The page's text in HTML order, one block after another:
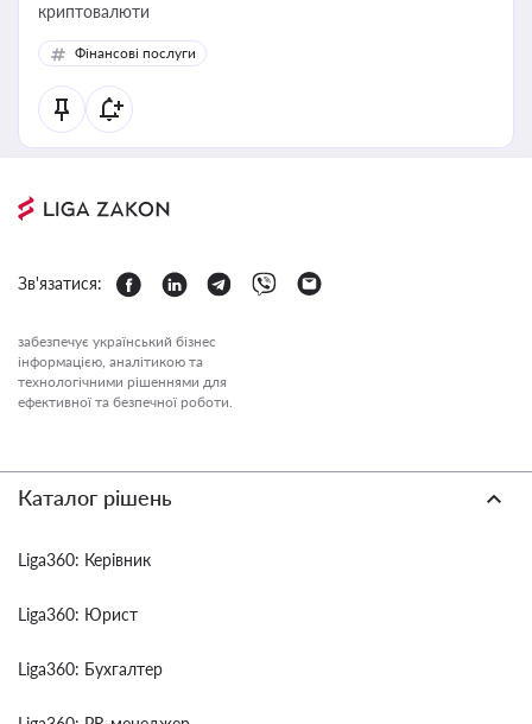
криптовалюти
Фінансові послуги
Зв'язатися:
забезпечує український бізнес
інформацією, аналітикою та
технологічними рішеннями для
ефективної та безпечної роботи.
Каталог рішень
Liga360: Керівник
Liga360: Юрист
Liga360: Бухгалтер